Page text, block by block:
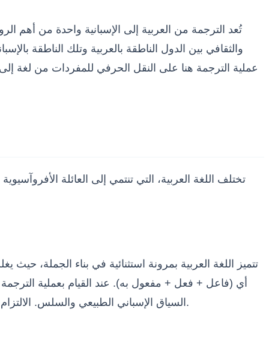
تُعد الترجمة من العربية إلى الإسبانية واحدة من أهم
والثقافي بين الدول الناطقة بالعربية وتلك الناطقة
عملية الترجمة هنا على النقل الحرفي للمفردات من لغة
تختلف اللغة العربية، التي تنتمي إلى العائلة
تتميز اللغة العربية بمرونة استثنائية في بناء الجملة،
السياق الإسباني الطبيعي والسلس. الالتزام بالبنية الفعلية العربية في النص الإسباني قد يؤدي إلى ركاكة واضحة في الأسلوب أو غموض في المعنى لدى القارئ الإسباني.